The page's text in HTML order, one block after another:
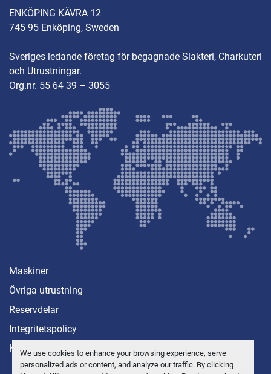
We use cookies to enhance your browsing experience, serve
personalized ads or content, and analyze our traffic. By clicking
ENKÖPING KÄVRA 12
745 95 Enköping, Sweden
Sveriges ledande företag för begagnade Slakteri, Charkuteri
och Utrustningar.
Org.nr. 55 64 39 – 3055
Maskiner
Övriga utrustning
Reservdelar
Integritetspolicy
Kontakt